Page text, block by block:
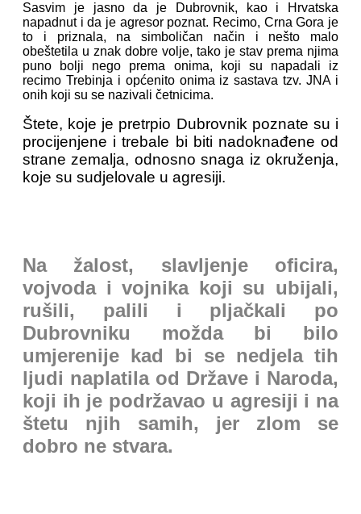
Sasvim je jasno da je Dubrovnik, kao i Hrvatska
napadnut i da je agresor poznat. Recimo, Crna Gora je
to i priznala, na simboličan način i nešto malo
obeštetila u znak dobre volje, tako je stav prema njima
puno bolji nego prema onima, koji su napadali iz
recimo Trebinja i općenito onima iz sastava tzv. JNA i
onih koji su se nazivali četnicima.
Štete, koje je pretrpio Dubrovnik poznate su i
procijenjene i trebale bi biti nadoknađene od
strane zemalja, odnosno snaga iz okruženja,
koje su sudjelovale u agresiji.
Na žalost, slavljenje oficira,
vojvoda i vojnika koji su ubijali,
rušili, palili i pljačkali po
Dubrovniku možda bi bilo
umjerenije kad bi se nedjela tih
ljudi naplatila od Države i Naroda,
koji ih je podržavao u agresiji i na
štetu njih samih, jer zlom se
dobro ne stvara.